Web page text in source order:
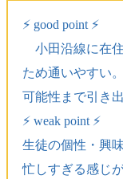
⚡️ good point ⚡️
小田沿線に在
ため通いやすい
可能性まで引き
⚡️ weak point ⚡️
生徒の個性・興
忙しすぎる感じ